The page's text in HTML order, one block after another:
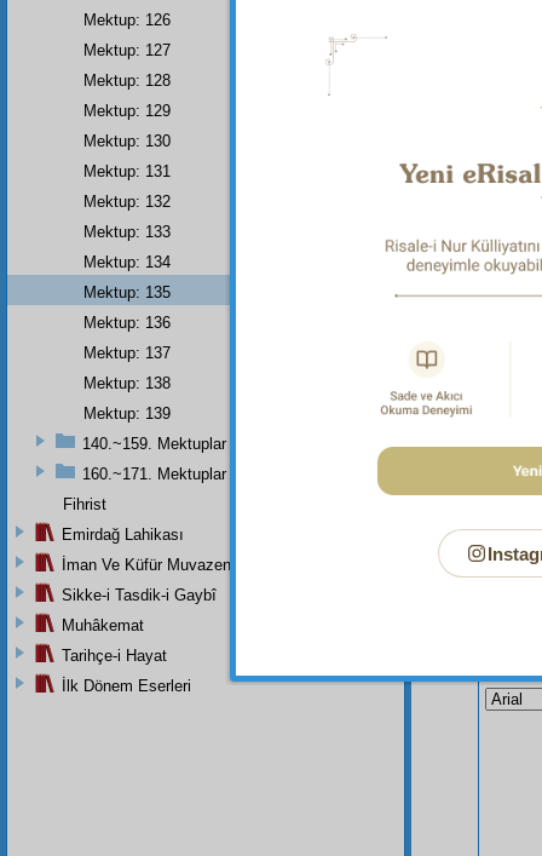
Şimdi
Dipnot-1
"Biz
Mektup: 126
Mektup: 127
Mektup: 128
Mektup: 129
Mektup: 130
Mektup: 131
Mektup: 132
Mektup: 133
Mektup: 134
Mektup: 135
Mektup: 136
Mektup: 137
Mektup: 138
Mektup: 139
140.~159. Mektuplar
160.~171. Mektuplar
Fihrist
Emirdağ Lahikası
İman Ve Küfür Muvazeneleri
Sikke-i Tasdik-i Gaybî
Muhâkemat
Tarihçe-i Hayat
İlk Dönem Eserleri